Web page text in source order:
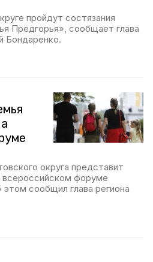
пройдут состязания
Предгорья», сообщает глава
Бондаренко.
округа представит
всероссийском форуме
сообщил глава региона